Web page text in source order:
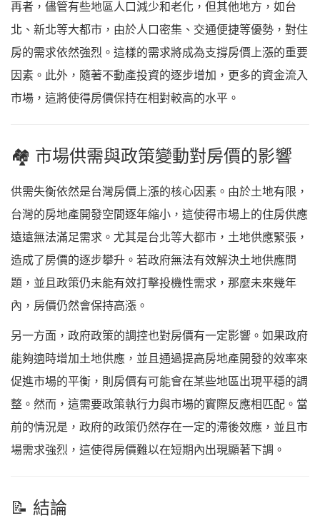
再者，儘管有些地區人口減少和老化，但其他地方，如台
北、新北等大都市，由於人口密集、交通便捷等優勢，對住
房的需求依然強烈。這樣的需求將成為支撐房價上漲的重要
因素。此外，隨著不動產投資的逐步增加，更多的資金流入
市場，這將使得房價保持在相對較高的水平。
🏘️ 市場供需與政策變動對房價的影響
供需失衡依然是台灣房價上漲的核心因素。由於土地有限，
台灣的房地產開發空間逐年縮小，這使得市場上的住房供應
遠遠無法滿足需求。尤其是台北等大都市，土地供應緊張，
造成了房價的逐步攀升。若政府無法有效解決土地供應問
題，並且政策仍未能有效打擊投機性需求，那麼未來幾年
內，房價仍然會保持高漲。
另一方面，政府政策的調控也對房價有一定影響。如果政府
能夠適時增加土地供應，並且通過提高房地產開發的效率來
促進市場的平衡，則房價有可能會在某些地區出現平穩的調
整。然而，這需要政策執行力與市場的實際反應相匹配。當
前的情況是，政府的政策仍然存在一定的滯後效應，並且市
場需求強烈，這使得房價難以在短期內出現顯著下調。
📝 結論